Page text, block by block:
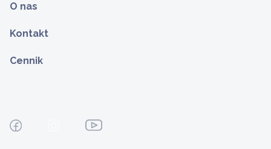
O nas
Kontakt
Cennik